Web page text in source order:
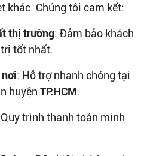
khác. Chúng tôi cam kết:
thị trường: Đảm bảo khách
tốt nhất.
: Hỗ trợ nhanh chóng tại
huyện TP.HCM.
trình thanh toán minh